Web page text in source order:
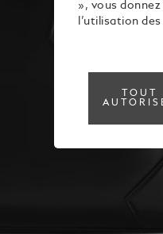
», vous
l’utilisation
TOUT